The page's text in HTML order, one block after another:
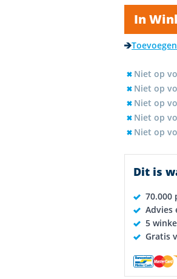
In
Niet op
Niet op
Niet op
Niet op
Niet op
Dit is
70.000
Advies
5
Gratis